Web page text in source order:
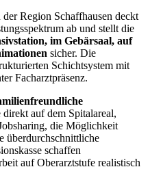
der Region Schaffhausen deckt
ab und stellt die
im Gebärsaal, auf
sicher. Die
Schichtsystem mit
Facharztpräsenz.
auf dem Spitalareal,
die Möglichkeit
überdurchschnittliche
schaffen
auf Oberarztstufe realistisch